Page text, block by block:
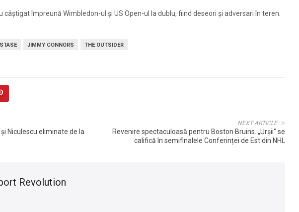
câştigat împreună Wimbledon-ul şi US Open-ul la dublu, fiind deseori şi adversari în teren.
JIMMY CONNORS THE OUTSIDER
NEXT ARTICLE
Revenire spectaculoasă pentru Boston Bruins. „Urșii” se
califică în semifinalele Conferinței de Est din NHL
Niculescu eliminate de la
Revolution